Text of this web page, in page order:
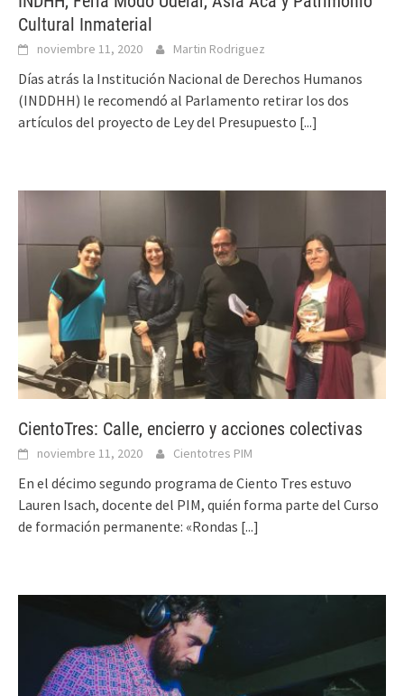
Cultural Inmaterial
noviembre 11, 2020 Martin Rodriguez
Días atrás la Institución Nacional de Derechos Humanos
(INDDHH) le recomendó al Parlamento retirar los dos
artículos del proyecto de Ley del Presupuesto [...]
CientoTres: Calle, encierro y acciones colectivas
noviembre 11, 2020 Cientotres PIM
En el décimo segundo programa de Ciento Tres estuvo
Lauren Isach, docente del PIM, quién forma parte del Curso
de formación permanente: «Rondas [...]